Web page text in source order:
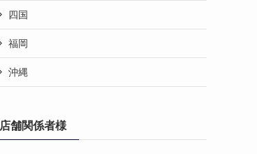
四国
福岡
沖縄
店舗関係者様